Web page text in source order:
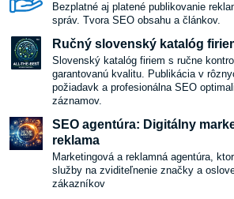
Bezplatné aj platené publikovanie
správ. Tvora SEO obsahu a článkov.
Ručný slovenský katalóg
Slovenský katalóg firiem s ručne
garantovanú kvalitu. Publikácia v
požiadavk a profesionálna SEO
záznamov.
SEO agentúra: Digitálny
reklama
Marketingová a reklamná agentúra,
služby na zviditeľnenie značky a
zákazníkov